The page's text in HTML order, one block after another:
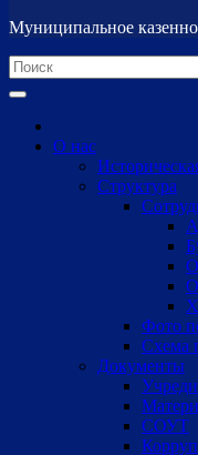
Муниципальное
О нас
Структура
Фото
Схема
Документы
СОУТ